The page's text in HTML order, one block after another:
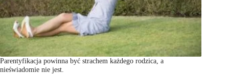
Parentyfikacja powinna być strachem każdego rodzica, a
nieświadomie nie jest.